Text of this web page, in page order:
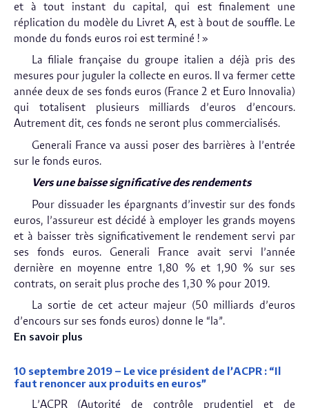
et à tout instant du capital, qui est finalement une
réplication du modèle du Livret A, est à bout de souffle. Le
monde du fonds euros roi est terminé ! »
La filiale française du groupe italien a déjà pris des
mesures pour juguler la collecte en euros. Il va fermer cette
année deux de ses fonds euros (France 2 et Euro Innovalia)
qui totalisent plusieurs milliards d’euros d’encours.
Autrement dit, ces fonds ne seront plus commercialisés.
Generali France va aussi poser des barrières à l’entrée
sur le fonds euros.
Vers une baisse significative des rendements
Pour dissuader les épargnants d’investir sur des fonds
euros, l’assureur est décidé à employer les grands moyens
et à baisser très significativement le rendement servi par
ses fonds euros. Generali France avait servi l’année
dernière en moyenne entre 1,80 % et 1,90 % sur ses
contrats, on serait plus proche des 1,30 % pour 2019.
La sortie de cet acteur majeur (50 milliards d’euros
d’encours sur ses fonds euros) donne le “la”.
En savoir plus
10 septembre 2019 – Le vice président de l’ACPR : “Il
faut renoncer aux produits en euros”
L’ACPR (Autorité de contrôle prudentiel et de